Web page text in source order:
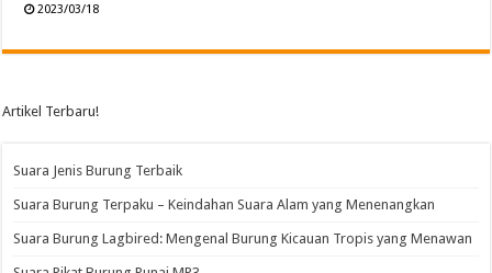
2023/03/18
Artikel Terbaru!
Suara Jenis Burung Terbaik
Suara Burung Terpaku – Keindahan Suara Alam yang Menenangkan
Suara Burung Lagbired: Mengenal Burung Kicauan Tropis yang Menawan